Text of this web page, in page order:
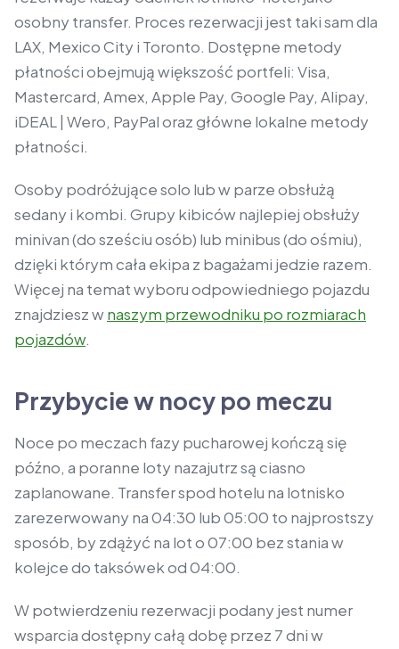
osobny transfer. Proces rezerwacji jest taki sam dla
LAX, Mexico City i Toronto. Dostępne metody
płatności obejmują większość portfeli: Visa,
Mastercard, Amex, Apple Pay, Google Pay, Alipay,
iDEAL | Wero, PayPal oraz główne lokalne metody
płatności.
Osoby podróżujące solo lub w parze obsłużą
sedany i kombi. Grupy kibiców najlepiej obsłuży
minivan (do sześciu osób) lub minibus (do ośmiu),
dzięki którym cała ekipa z bagażami jedzie razem.
Więcej na temat wyboru odpowiedniego pojazdu
znajdziesz wnaszym przewodniku po rozmiarach
pojazdów.
Przybycie w nocy po meczu
Noce po meczach fazy pucharowej kończą się
późno, a poranne loty nazajutrz są ciasno
zaplanowane. Transfer spod hotelu na lotnisko
zarezerwowany na 04:30 lub 05:00 to najprostszy
sposób, by zdążyć na lot o 07:00 bez stania w
kolejce do taksówek od 04:00.
W potwierdzeniu rezerwacji podany jest numer
wsparcia dostępny całą dobę przez 7 dni w